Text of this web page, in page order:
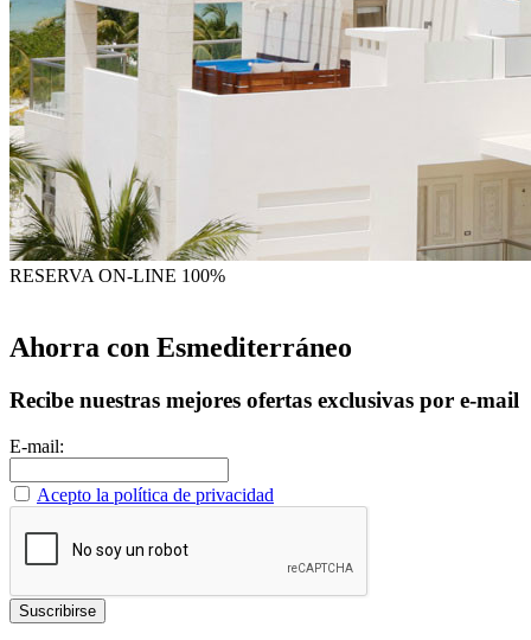
RESERVA ON-LINE 100%
Ahorra con Esmediterráneo
Recibe nuestras mejores ofertas exclusivas por e-mail
E-mail:
Acepto la política de privacidad